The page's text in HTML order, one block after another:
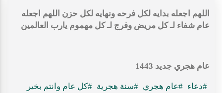
اللهم اجعله بدايه لكل فرحه ونهايه لكل حزن اللهم اجعله
عام شفاء لـ كل مريض وفرج لـ كل مهموم يارب العالمين
عام هجري جديد 1443
#دعاء #عام هجري #سنة هجرية #كل عام وانتم بخير